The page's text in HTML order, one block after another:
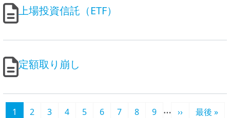
上場投資信託（ETF）
定額取り崩し
ページ送り
カレントページ
1 ページ
2 ページ
3 ページ
4 ページ
5 ページ
6 ページ
7 ページ
8 ページ
9 … 次ページ
›› 最終ペー
最後 »